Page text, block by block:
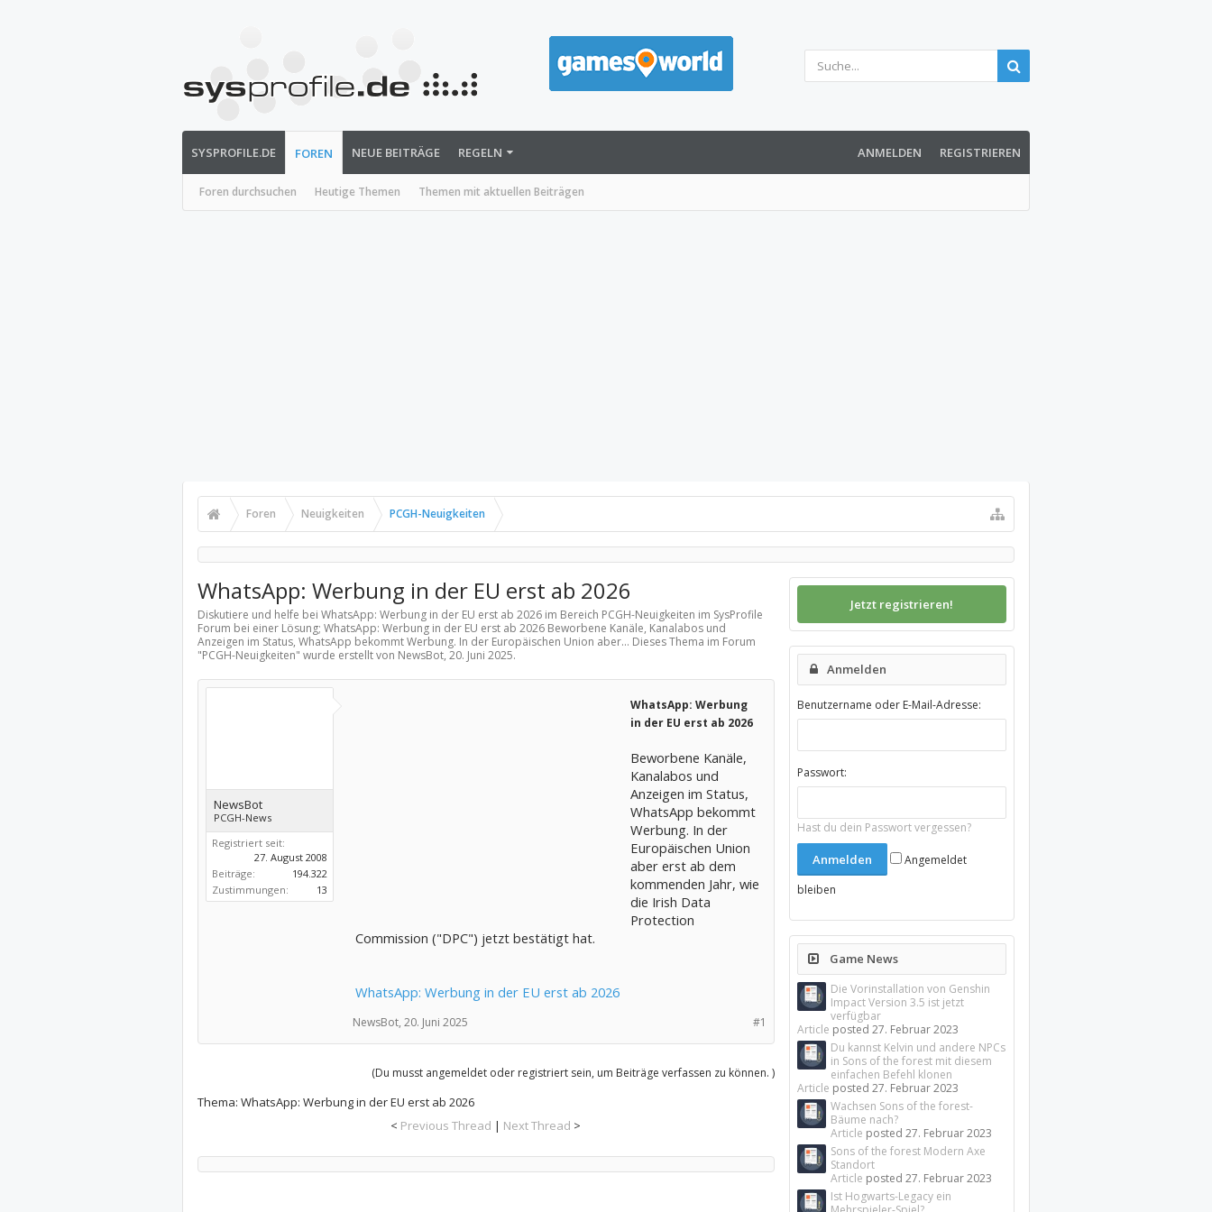
SYSPROFILE.DE FOREN
Foren durchsuchen Heutige Themen Themen mit aktuellen Beiträgen
NEUE BEITRÄGE REGELN ANMELDEN REGISTRIEREN
Foren Neuigkeiten PCGH-Neuigkeiten
WhatsApp: Werbung in der EU erst ab 2026
Diskutiere und helfe bei WhatsApp: Werbung in der EU erst ab 2026 im Bereich PCGH-Neuigkeiten im SysProfile
Forum bei einer Lösung; WhatsApp: Werbung in der EU erst ab 2026 Beworbene Kanäle, Kanalabos und
Anzeigen im Status, WhatsApp bekommt Werbung. In der Europäischen Union aber... Dieses Thema im Forum
"PCGH-Neuigkeiten" wurde erstellt von NewsBot, 20. Juni 2025.
NewsBot
PCGH-News
Registriert seit:
27. August 2008
Beiträge:
194.322
Zustimmungen:
13
WhatsApp: Werbung
in der EU erst ab 2026
Beworbene Kanäle,
Kanalabos und
Anzeigen im Status,
WhatsApp bekommt
Werbung. In der
Europäischen Union
aber erst ab dem
kommenden Jahr, wie
die Irish Data
Protection
Commission ("DPC") jetzt bestätigt hat.
WhatsApp: Werbung in der EU erst ab 2026
#1
NewsBot, 20. Juni 2025
(Du musst angemeldet oder registriert sein, um Beiträge verfassen zu können. )
Thema: WhatsApp: Werbung in der EU erst ab 2026
< Previous Thread | Next Thread >
Jetzt registrieren!
Anmelden
Benutzername oder E-Mail-Adresse:
Passwort:
Hast du dein Passwort vergessen?
Angemeldet
bleiben
Game News
Die Vorinstallation von Genshin
Impact Version 3.5 ist jetzt
verfügbar
Article posted27. Februar 2023
Du kannst Kelvin und andere NPCs
in Sons of the forest mit diesem
einfachen Befehl klonen
Article posted27. Februar 2023
Wachsen Sons of the forest-
Bäume nach?
Article posted27. Februar 2023
Sons of the forest Modern Axe
Standort
Article posted27. Februar 2023
Ist Hogwarts-Legacy ein